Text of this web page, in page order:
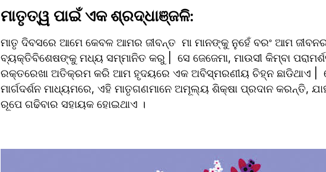
ମାତୃତ୍ୱ ପାଇଁ ଏକ ଶ୍ରଦ୍ଧାଞ୍ଜଳି:
ମାତୃ ଦିବସରେ ଆମେ କେବଳ ଆମର ଜୀବନ୍ତ  ମା ମାନଙ୍କୁ ନୁହେଁ ବରଂ ଆମ
ବ୍ୟକ୍ତିବିଶେଷଙ୍କୁ ମଧ୍ୟ ସମ୍ମାନିତ କରୁ |  ସେ ଜେଜେମା, ମାଉସୀ କିମ୍ବା
ରକ୍ତରେଖା ଅତିକ୍ରମ କରି ଆମ ହୃଦୟରେ ଏକ ଅବିସ୍ମରଣୀୟ ଚିହ୍ନ ଛାଡିଥାଏ |
ମାର୍ଗଦର୍ଶନ ମାଧ୍ୟମରେ, ଏହି ମାତୃଗଣମାନେ ଅମୂଲ୍ୟ ଶିକ୍ଷା ପ୍ରଦାନ କରନ୍ତି,
ରୂପେ ଗଢିବାର ସହାୟକ ହୋଇଥାଏ ।